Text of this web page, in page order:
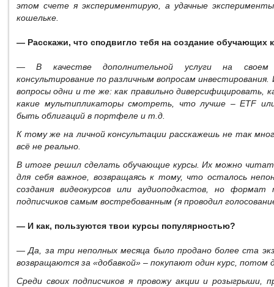
этом счете я экспериментирую, а удачные
кошельке.
— Расскажи, что сподвигло тебя на создание обучающих
— В качестве дополнительной услуги на
консультирование по различным вопросам инвестирования.
вопросы одни и те же: как правильно диверсифицировать,
какие мультипликаторы смотреть, что лучше – ETF
быть облигаций в портфеле и т.д.
К тому же на личной консультации расскажешь не так
всё не реально.
В итоге решил сделать обучающие курсы. Их можно
для себя важное, возвращаясь к тому, что осталось
создания видеокурсов или аудиоподкастов, но формат
подписчиков самым востребованным (я проводил
— И как, пользуются твои курсы популярностью?
— Да, за три неполных месяца было продано более ста
возвращаются за «добавкой» – покупают один курс,
Среди своих подписчиков я провожу акции и розыгрыши,